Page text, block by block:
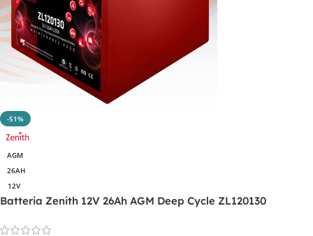
-51%
AGM
26AH
12V
Batteria Zenith 12V 26Ah AGM Deep Cycle ZL120130